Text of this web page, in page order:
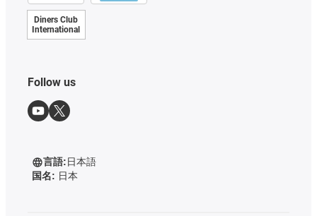
Diners Club
International
Follow us
言語:日本語
国名: 日本